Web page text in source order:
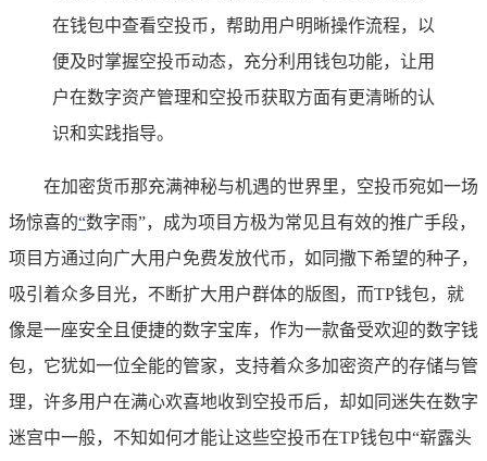
在钱包中查看空投币，帮助用户明晰操作流程，以
便及时掌握空投币动态，充分利用钱包功能，让用
户在数字资产管理和空投币获取方面有更清晰的认
识和实践指导。
在加密货币那充满神秘与机遇的世界里，空投币宛如一场
场惊喜的“数字雨”，成为项目方极为常见且有效的推广手段，
项目方通过向广大用户免费发放代币，如同撒下希望的种子，
吸引着众多目光，不断扩大用户群体的版图，而TP钱包，就
像是一座安全且便捷的数字宝库，作为一款备受欢迎的数字钱
包，它犹如一位全能的管家，支持着众多加密资产的存储与管
理，许多用户在满心欢喜地收到空投币后，却如同迷失在数字
迷宫中一般，不知如何才能让这些空投币在TP钱包中“崭露头